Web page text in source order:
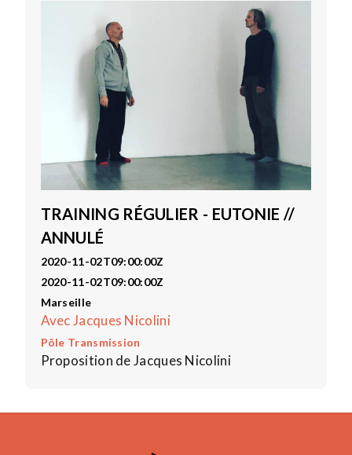
TRAINING RÉGULIER - EUTONIE //
ANNULÉ
2020-11-02T09:00:00Z
2020-11-02T09:00:00Z
Marseille
Avec Jacques Nicolini
Pôle Transmission
Proposition de Jacques Nicolini